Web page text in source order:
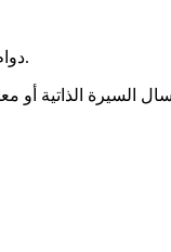
دوام كامل / عمل دائم.